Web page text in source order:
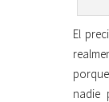
El
nadie